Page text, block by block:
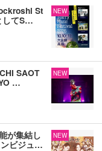
St
してS…
NEW
SAOT
…
NEW
が集結し
ンビジュ…
NEW